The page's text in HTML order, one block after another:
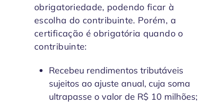
obrigatoriedade, podendo ficar à
escolha do contribuinte. Porém, a
certificação é obrigatória quando o
contribuinte:
Recebeu rendimentos tributáveis
sujeitos ao ajuste anual, cuja soma
ultrapasse o valor de R$ 10 milhões;